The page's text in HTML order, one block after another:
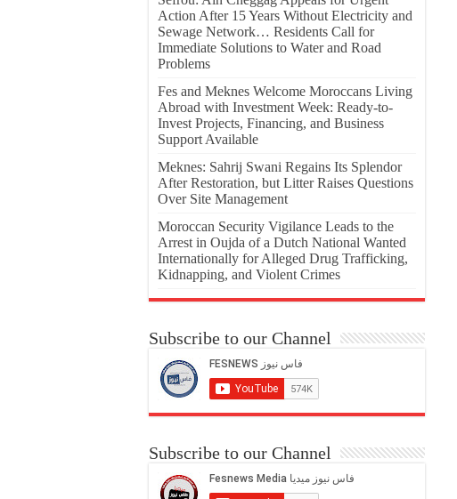
Action After 15 Years Without Electricity and
Sewage Network… Residents Call for
Immediate Solutions to Water and Road
Problems
Fes and Meknes Welcome Moroccans Living
Abroad with Investment Week: Ready-to-
Invest Projects, Financing, and Business
Support Available
Meknes: Sahrij Swani Regains Its Splendor
After Restoration, but Litter Raises Questions
Over Site Management
Moroccan Security Vigilance Leads to the
Arrest in Oujda of a Dutch National Wanted
Internationally for Alleged Drug Trafficking,
Kidnapping, and Violent Crimes
Subscribe to our Channel
Subscribe to our Channel